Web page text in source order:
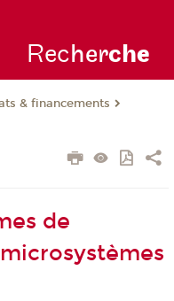
Recherche
& financements
de